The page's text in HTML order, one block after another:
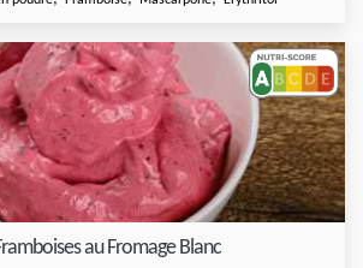
au Fromage Blanc